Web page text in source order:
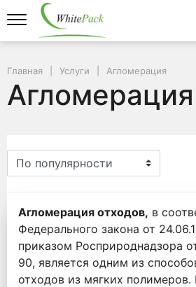
Главная Услуги Агломерация
Агломерация
Агломерация
Агломерация отходов, в
Федерального закона от
приказом Росприроднадзора
90, является одним из
отходов из мягких полимеров.